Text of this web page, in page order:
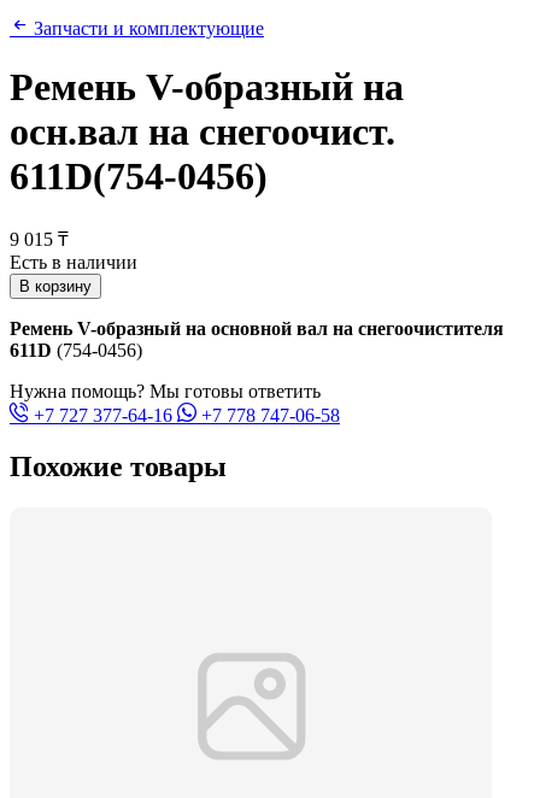
Запчасти и комплектующие
Ремень V-образный на
осн.вал на снегоочист.
611D(754-0456)
9 015 ₸
Есть в наличии
В корзину
Ремень V-образный на основной вал на снегоочистителя
611D (754-0456)
Нужна помощь? Мы готовы ответить
+7 727 377-64-16
+7 778 747-06-58
Похожие товары